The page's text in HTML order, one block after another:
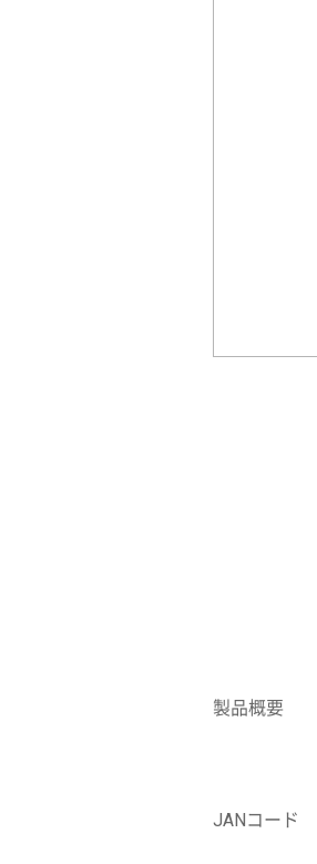
製品概要
JANコード